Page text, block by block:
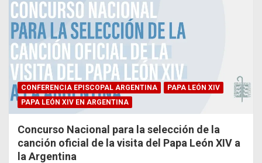
CONFERENCIA EPISCOPAL ARGENTINA
PAPA LEÓN XIV
PAPA LEÓN XIV EN ARGENTINA
Concurso Nacional para la selección de la
canción oficial de la visita del Papa León XIV a
la Argentina